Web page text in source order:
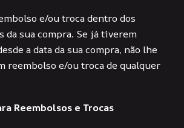
e/ou troca dentro dos
da sua compra. Se já tiverem
a data da sua compra, não lhe
reembolso e/ou troca de qualquer
Reembolsos e Trocas